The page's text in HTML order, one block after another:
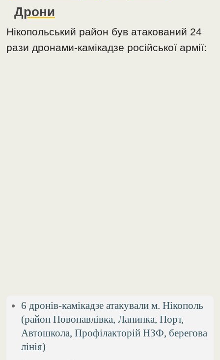
Дрони
Нікопольський район був атакований 24
рази дронами-камікадзе російської армії:
6 дронів-камікадзе атакували м. Нікополь
(район Новопавлівка, Лапинка, Порт,
Автошкола, Профілакторій НЗФ, берегова
лінія)